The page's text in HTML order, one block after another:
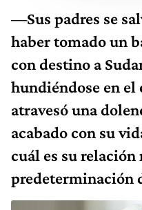
—Sus padres se
haber tomado un
con destino a
hundiéndose en el
atravesó una
acabado con su
cuál es su relación
predeterminación